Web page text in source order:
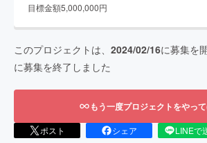
目標金額5,000,000円
このプロジェクトは、 2024/02/16に募集を
に募集を終了しました
もう一度プロジェクトをやっ
ポスト シェア LINEで